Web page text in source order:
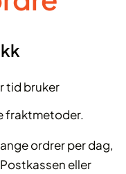
tid bruker
fraktmetoder.
ordrer per dag,
eller